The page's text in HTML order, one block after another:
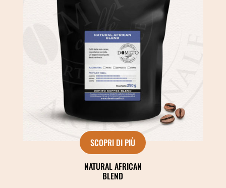
SCOPRI DI PIÙ
NATURAL AFRICAN
BLEND